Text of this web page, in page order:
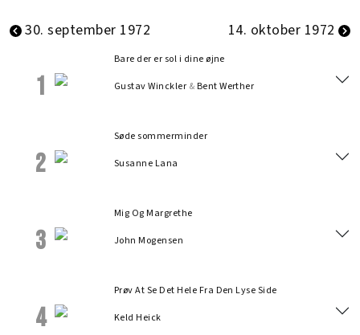
30. september 1972 14. oktober 1972
1
Bare der er sol i dine øjne
Gustav Winckler & Bent Werther
2
Søde sommerminder
Susanne Lana
3
Mig Og Margrethe
John Mogensen
4
Prøv At Se Det Hele Fra Den Lyse Side
Keld Heick